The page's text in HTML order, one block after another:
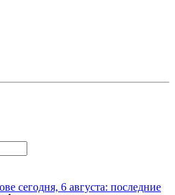
сегодня, 6 августа: последние